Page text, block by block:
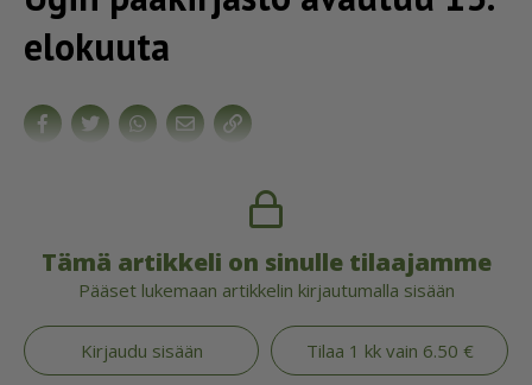
elokuuta
Tämä artikkeli on sinulle tilaajamme
Pääset lukemaan artikkelin kirjautumalla sisään
Kirjaudu sisään Tilaa 1 kk vain 6.50 €